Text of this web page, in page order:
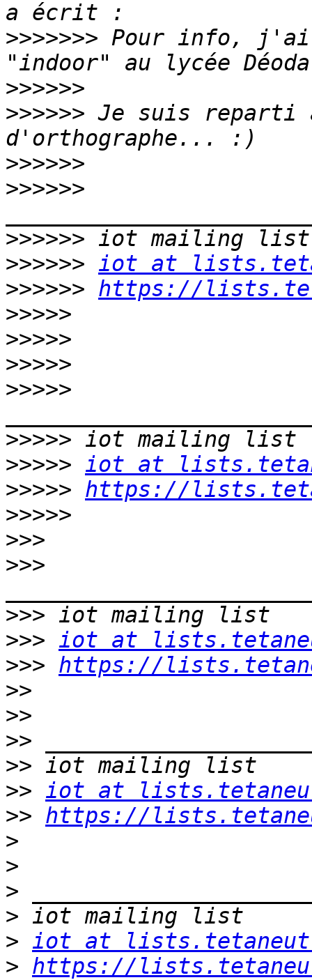
>>>>>>> Pour info, j'ai
>>>>>>
>>>>>> Je suis reparti
>>>>>>
>>>>>>
>>>>>>
>>>>>> iot at
>>>>>> https://
>>>>>
>>>>>
>>>>>
>>>>>
>>>>>
>>>>> iot at
>>>>> https://
>>>>>
>>>
>>>
>>>
>>> iot at
>>> https://
>>
>>
>>
>>
>> iot at
>> https://
>
>
>
>
> iot at
> https://